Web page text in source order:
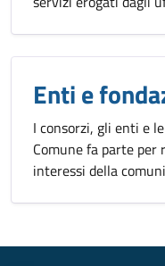
Enti e
I consorzi, gli enti e
Comune fa parte per
interessi della